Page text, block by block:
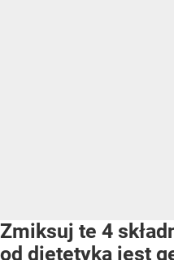
Zmiksuj te 4
od dietetyka jest